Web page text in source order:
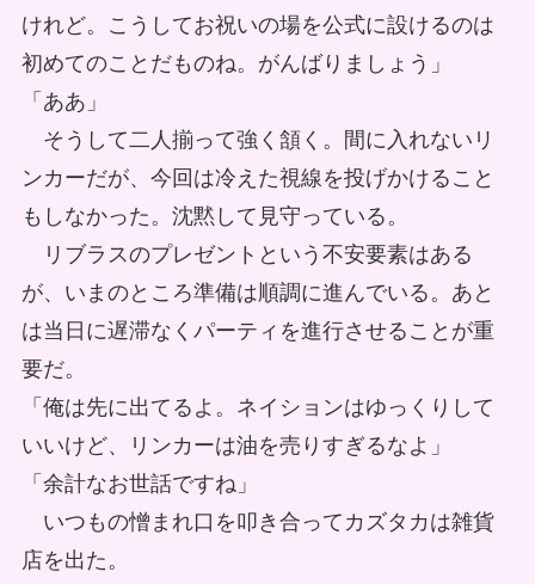
けれど。こうしてお祝いの場を公式に設けるのは
初めてのことだものね。がんばりましょう」
「ああ」
そうして二人揃って強く頷く。間に入れないリ
ンカーだが、今回は冷えた視線を投げかけること
もしなかった。沈黙して見守っている。
リブラスのプレゼントという不安要素はある
が、いまのところ準備は順調に進んでいる。あと
は当日に遅滞なくパーティを進行させることが重
要だ。
「俺は先に出てるよ。ネイションはゆっくりして
いいけど、リンカーは油を売りすぎるなよ」
「余計なお世話ですね」
いつもの憎まれ口を叩き合ってカズタカは雑貨
店を出た。